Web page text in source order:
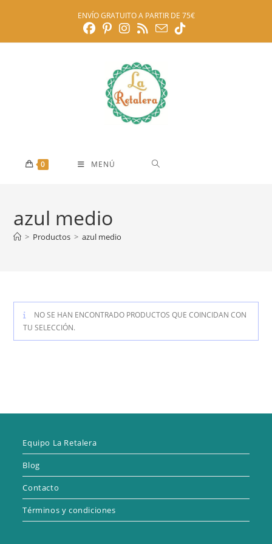
ENVÍO GRATUITO A PARTIR DE 75€
0 MENÚ
azul medio
> Productos > azul medio
NO SE HAN ENCONTRADO PRODUCTOS QUE COINCIDAN CON
TU SELECCIÓN.
Equipo La Retalera
Blog
Contacto
Términos y condiciones